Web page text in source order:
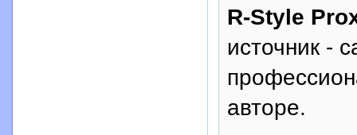
R-Style
источник -
авторе.